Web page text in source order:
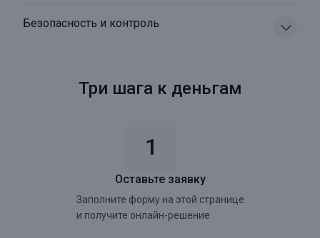
Безопасность и контроль
Три шага к деньгам
Оставьте заявку
Заполните форму на этой странице
и получите онлайн-решение